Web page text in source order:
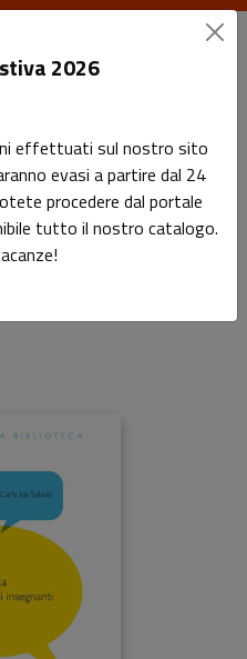
agli
2026
effettuati sul nostro sito
evasi a partire dal 24
procedere dal portale
tutto il nostro catalogo.